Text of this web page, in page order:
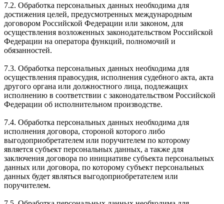
7.2. Обработка персональных данных необходима для
достижения целей, предусмотренных международным
договором Российской Федерации или законом, для
осуществления возложенных законодательством Российской
Федерации на оператора функций, полномочий и
обязанностей.
7.3. Обработка персональных данных необходима для
осуществления правосудия, исполнения судебного акта, акта
другого органа или должностного лица, подлежащих
исполнению в соответствии с законодательством Российской
Федерации об исполнительном производстве.
7.4. Обработка персональных данных необходима для
исполнения договора, стороной которого либо
выгодоприобретателем или поручителем по которому
является субъект персональных данных, а также для
заключения договора по инициативе субъекта персональных
данных или договора, по которому субъект персональных
данных будет являться выгодоприобретателем или
поручителем.